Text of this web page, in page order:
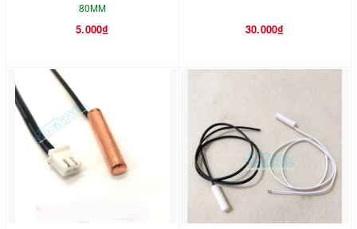
80MM
5.000₫ 30.000₫